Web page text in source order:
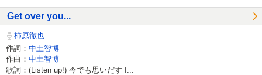
Get over you...
柿原徹也
作詞： 中土智博
作曲： 中土智博
歌詞：(Listen up!) 今でも思いだす I...